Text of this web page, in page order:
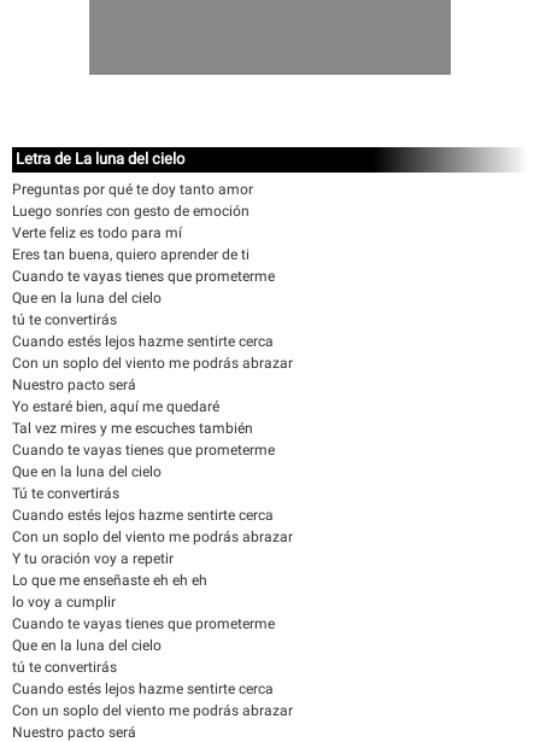
Letra de La luna del cielo
Preguntas por qué te doy tanto amor
Luego sonríes con gesto de emoción
Verte feliz es todo para mí
Eres tan buena, quiero aprender de ti
Cuando te vayas tienes que prometerme
Que en la luna del cielo
tú te convertirás
Cuando estés lejos hazme sentirte cerca
Con un soplo del viento me podrás abrazar
Nuestro pacto será
Yo estaré bien, aquí me quedaré
Tal vez mires y me escuches también
Cuando te vayas tienes que prometerme
Que en la luna del cielo
Tú te convertirás
Cuando estés lejos hazme sentirte cerca
Con un soplo del viento me podrás abrazar
Y tu oración voy a repetir
Lo que me enseñaste eh eh eh
lo voy a cumplir
Cuando te vayas tienes que prometerme
Que en la luna del cielo
tú te convertirás
Cuando estés lejos hazme sentirte cerca
Con un soplo del viento me podrás abrazar
Nuestro pacto será